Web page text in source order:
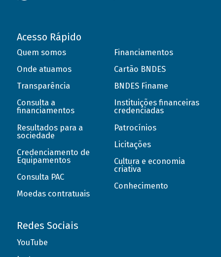
Acesso Rápido
Quem somos
Onde atuamos
Transparência
Consulta a
financiamentos
Resultados para a
sociedade
Credenciamento de
Equipamentos
Consulta PAC
Moedas contratuais
Financiamentos
Cartão BNDES
BNDES Finame
Instituições financeiras
credenciadas
Patrocínios
Licitações
Cultura e economia
criativa
Conhecimento
Redes Sociais
YouTube